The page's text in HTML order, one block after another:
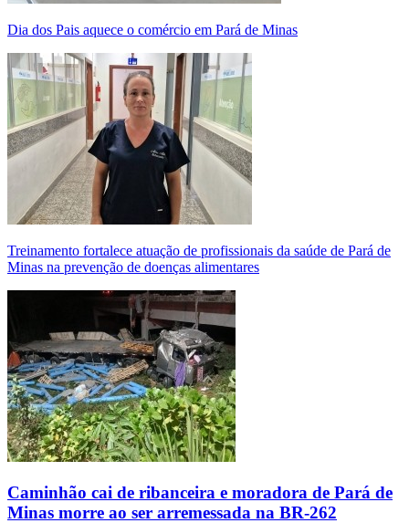
Dia dos Pais aquece o comércio em Pará de Minas
Treinamento fortalece atuação de profissionais da saúde de Pará de
Minas na prevenção de doenças alimentares
Caminhão cai de ribanceira e moradora de Pará de
Minas morre ao ser arremessada na BR-262